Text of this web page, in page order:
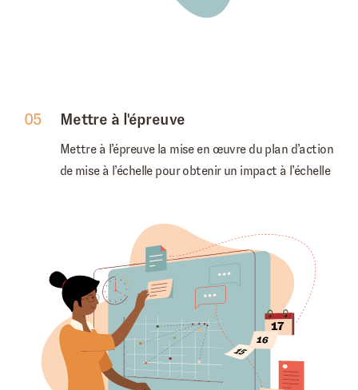
05 Mettre à l'épreuve
Mettre à l’épreuve la mise en œuvre du plan d’action
de mise à l’échelle pour obtenir un impact à l’échelle